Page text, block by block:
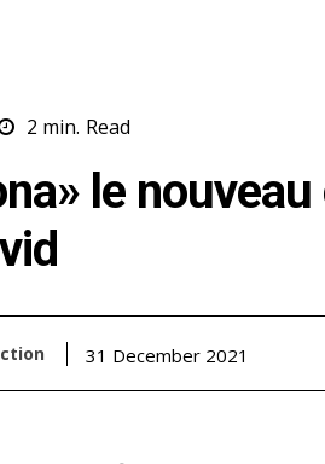
2 min. Read
le
31 December 2021